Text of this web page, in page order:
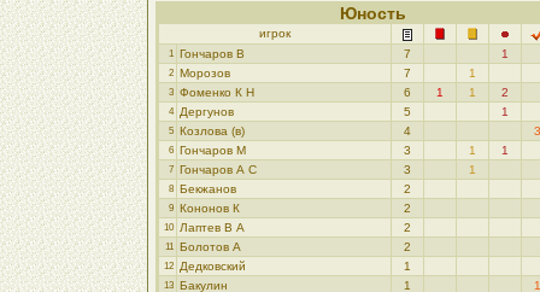
Юность
игрок
1 Гончаров В 7 1
2 Морозoв 7 1
3 Фоменко К Н 6 1 1 2
4 Дергунов 5 1
5 Козлова (в) 4 3
6 Гончаров М 3 1 1
7 Гончаров А С 3 1
8 Бекжанов 2
9 Кононов К 2
10 Лаптев В А 2
11 Болотов A 2
12 Дедковский 1
13 Бакулин 1 1